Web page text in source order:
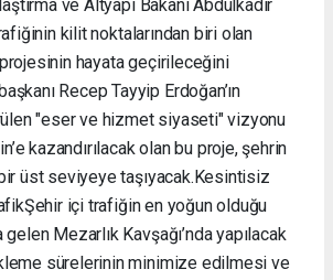
ve Altyapı Bakanı Abdulkadir
kilit noktalarından biri olan
hayata geçirileceğini
Recep Tayyip Erdoğan’ın
"eser ve hizmet siyaseti" vizyonu
kazandırılacak olan bu proje, şehrin
üst seviyeye taşıyacak. ​Kesintisiz
​Şehir içi trafiğin en yoğun olduğu
Mezarlık Kavşağı’nda yapılacak
sürelerinin minimize edilmesi ve